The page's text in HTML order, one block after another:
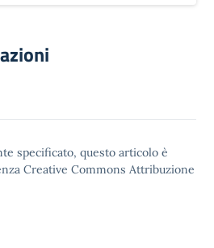
specificato, questo articolo è
Creative Commons Attribuzione